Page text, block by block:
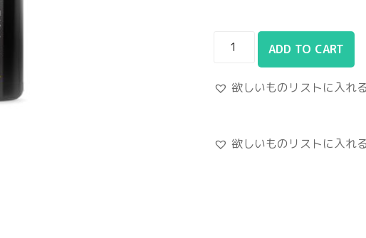
ADD TO CART
欲しいものリストに入れ
欲しいものリストに入れ